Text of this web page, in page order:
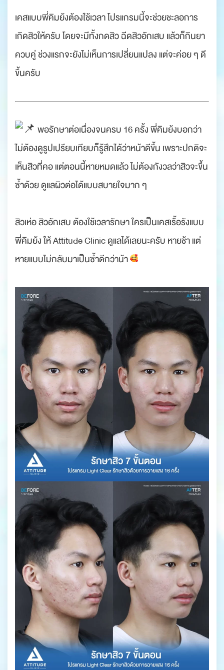
เคสแบบพี่คิมย้งต้องใช้เวลา โปรแกรมนี้จะช่วยชะลอการ
เกิดสิวให้ครับ โดยจะมีทั้งกดสิว ฉีดสิวอักเสบ แล้วก็กินยา
ควบคู่ ช่วงแรกจะยังไม่เห็นการเปลี่ยนแปลง แต่จะค่อย ๆ ดี
ขึ้นครับ
พอรักษาต่อเนื่องจนครบ 16 ครั้ง พี่คิมย้งบอกว่า
ไม่ต้องดูรูปเปรียบเทียบก็รู้สึกได้ว่าหน้าดีขึ้น เพราะปกติจะ
เห็นสิวที่คอ แต่ตอนนี้หายหมดแล้ว ไม่ต้องกังวลว่าสิวจะขึ้น
ซ้ำด้วย ดูแลผิวต่อได้แบบสบายใจมาก ๆ
สิวเห่อ สิวอักเสบ ต้องใช้เวลารักษา ใครเป็นเคสเรื้อรังแบบ
พี่คิมย้ง ให้ Attitude Clinic ดูแลได้เลยนะครับ หายช้า แต่
หายแบบไม่กลับมาเป็นซ้ำดีกว่าน้า